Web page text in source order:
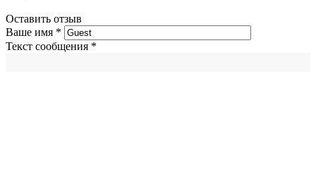
Оставить отзыв
Ваше имя *
Текст сообщения *